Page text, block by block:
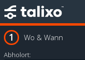
Wo & Wann
Abholort: